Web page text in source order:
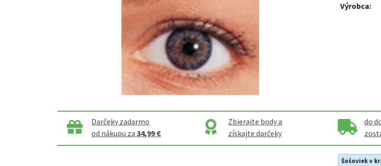
Výrobca:
Darčeky zadarmo
od nákupu za34,99 €
Zbierajte body a
získajte darčeky
do
Šošoviek v